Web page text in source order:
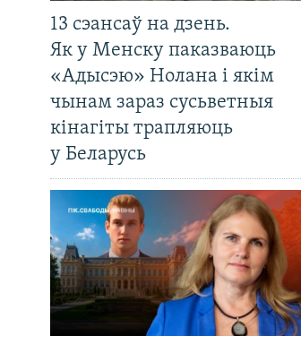
13 сэансаў на дзень.
Як у Менску паказваюць
«Адысэю» Нолана і якім
чынам зараз сусьветныя
кінагіты трапляюць
у Беларусь